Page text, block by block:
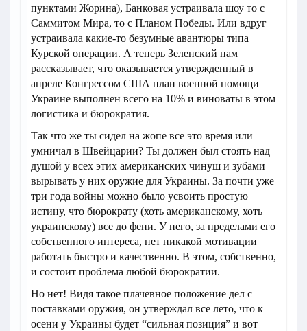
пунктами Жорина), Банковая устраивала шоу то с
Саммитом Мира, то с Планом Победы. Или вдруг
устраивала какие-то безумные авантюры типа
Курской операции. А теперь Зеленский нам
рассказывает, что оказывается утвержденный в
апреле Конгрессом США план военной помощи
Украине выполнен всего на 10% и виноваты в этом
логистика и бюрократия.
Так что же ты сидел на жопе все это время или
умничал в Швейцарии? Ты должен был стоять над
душой у всех этих американских чинуш и зубами
вырывать у них оружие для Украины. За почти уже
три года войны можно было усвоить простую
истину, что бюрократу (хоть американскому, хоть
украинскому) все до фени. У него, за пределами его
собственного интереса, нет никакой мотивации
работать быстро и качественно. В этом, собственно,
и состоит проблема любой бюрократии.
Но нет! Видя такое плачевное положение дел с
поставками оружия, он утверждал все лето, что к
осени у Украины будет “сильная позиция” и вот